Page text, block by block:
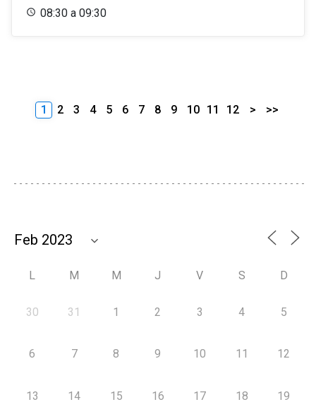
08:30 a 09:30
1 2 3 4 5 6 7 8 9 10 11 12 > >>
L M M J V S D
30 31 1 2 3 4 5
6 7 8 9 10 11 12
13 14 15 16 17 18 19